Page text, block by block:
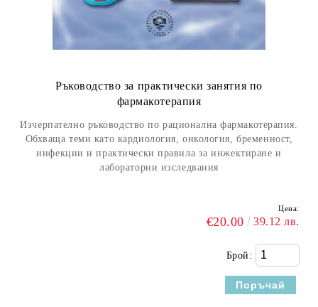
Ръководство за практически занятия по
фармакотерапия
Изчерпателно ръководство по рационална фармакотерапия.
Обхваща теми като кардиология, онкология, бременност,
инфекции и практически правила за инжектиране и
лабораторни изследвания
Цена:
€20.00 39.12 лв.
Брой: